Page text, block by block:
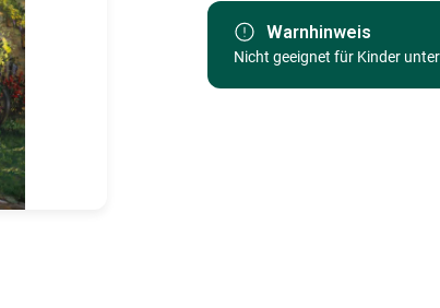
KategorieWarnhinweis
Nicht geeignet für Kinder